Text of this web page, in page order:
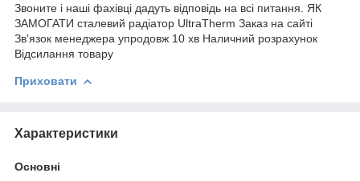
Звоните і наші фахівці дадуть відповідь на всі питання. ЯК
ЗАМОГАТИ сталевий радіатор UltraTherm Заказ на сайті
Зв'язок менеджера упродовж 10 хв Наличний розрахунок
Відсилання товару
Приховати
Характеристики
Основні